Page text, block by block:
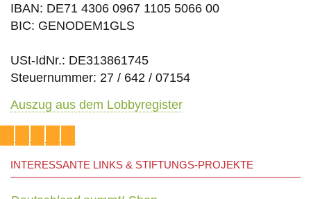
IBAN: DE71 4306 0967 1105 5066 00
BIC: GENODEM1GLS
USt-IdNr.: DE313861745
Steuernummer: 27 / 642 / 07154
Auszug aus dem Lobbyregister
INTERESSANTE LINKS & STIFTUNGS-PROJEKTE